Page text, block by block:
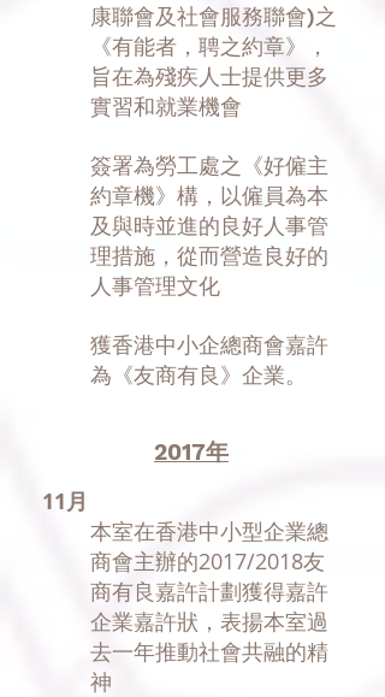
康聯會及社會服務聯會)之
《有能者，聘之約章》，
旨在為殘疾人士提供更多
實習和就業機會
簽署為勞工處之《好僱主
約章機》構，以僱員為本
及與時並進的良好人事管
理措施，從而營造良好的
人事管理文化
獲香港中小企總商會嘉許
為《友商有良》企業。
2017年
11月
​本室在香港中小型企業總
商會主辦的2017/2018友
商有良嘉許計劃獲得嘉許
企業嘉許狀，表揚本室過
去一年推動社會共融的精
神